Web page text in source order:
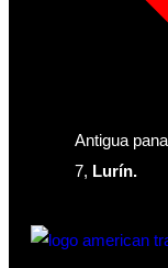
Antigua
7, Lurín.